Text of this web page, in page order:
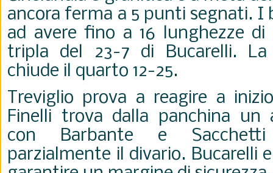
ancora ferma a 5 punti segnati. I
ad avere fino a 16 lunghezze
tripla del 23-7 di Bucarelli.
chiude il quarto 12-25.
Treviglio prova a reagire a
Finelli trova dalla panchina un
con Barbante e
parzialmente il divario. Bucarelli